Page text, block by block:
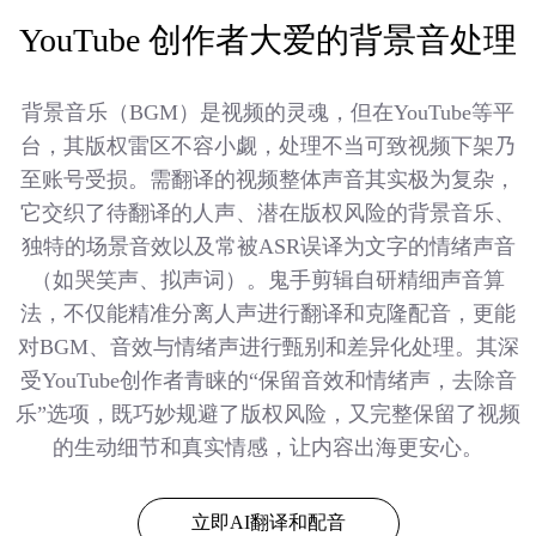
YouTube 创作者大爱的背景音处理
背景音乐（BGM）是视频的灵魂，但在YouTube等平
台，其版权雷区不容小觑，处理不当可致视频下架乃
至账号受损。需翻译的视频整体声音其实极为复杂，
它交织了待翻译的人声、潜在版权风险的背景音乐、
独特的场景音效以及常被ASR误译为文字的情绪声音
（如哭笑声、拟声词）。鬼手剪辑自研精细声音算
法，不仅能精准分离人声进行翻译和克隆配音，更能
对BGM、音效与情绪声进行甄别和差异化处理。其深
受YouTube创作者青睐的“保留音效和情绪声，去除音
乐”选项，既巧妙规避了版权风险，又完整保留了视频
的生动细节和真实情感，让内容出海更安心。
立即AI翻译和配音